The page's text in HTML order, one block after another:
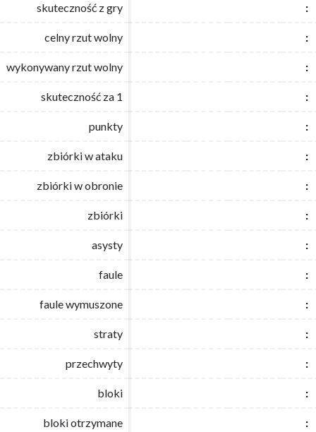
skuteczność z gry :
celny rzut wolny :
wykonywany rzut wolny :
skuteczność za 1 :
punkty :
zbiórki w ataku :
zbiórki w obronie :
zbiórki :
asysty :
faule :
faule wymuszone :
straty :
przechwyty :
bloki :
bloki otrzymane :
skuteczność z gry :
celny rzut wolny :
wykonywany rzut wolny :
skuteczność za 1 :
punkty :
zbiórki w ataku :
zbiórki w obronie :
zbiórki :
asysty :
faule :
faule wymuszone :
straty :
przechwyty :
bloki :
bloki otrzymane :